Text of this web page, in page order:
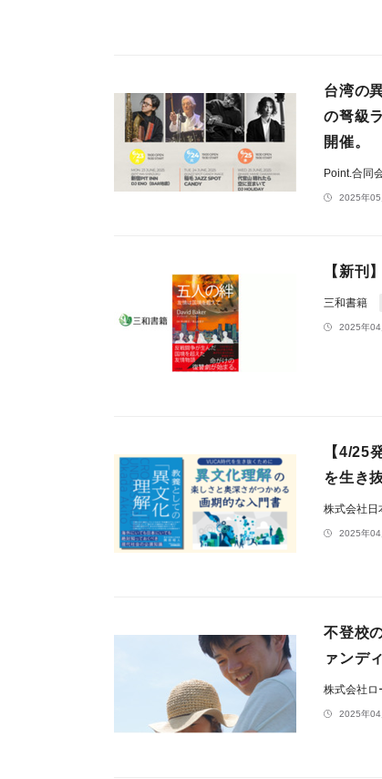
台湾の
の弩級
開催。
Point.合同
2025年
【新刊
三和書籍
2025年
【4/25
を生き
株式会社日
2025年
不登校
ァンデ
株式会社ロ
2025年